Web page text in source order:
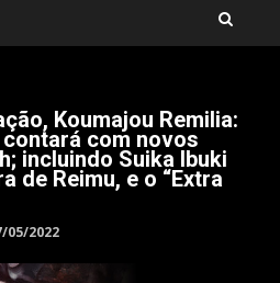
Koumajou Remilia:
com novos
incluindo Suika Ibuki
de Reimu, e o “Extra
05/2022